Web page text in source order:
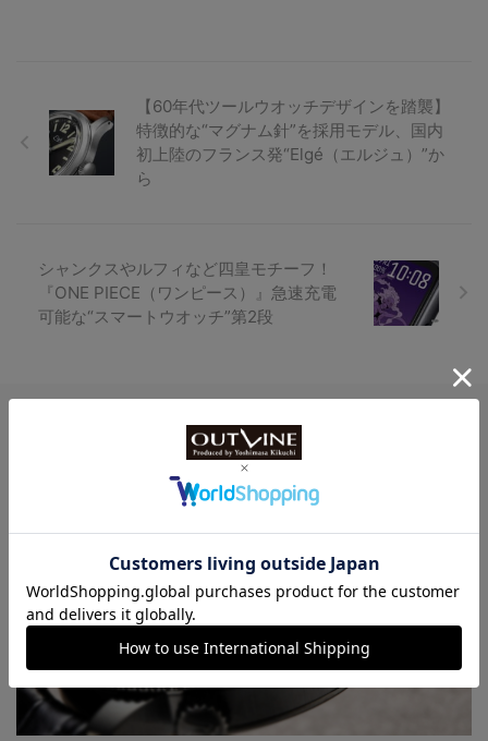
【60年代ツールウオッチデザインを踏襲】
特徴的な“マグナム針”を採用モデル、国内
初上陸のフランス発“Elgé（エルジュ）”か
ら
シャンクスやルフィなど四皇モチーフ！
『ONE PIECE（ワンピース）』急速充電
可能な“スマートウオッチ”第2段
特許取得“耐衝撃”ウオッチなど